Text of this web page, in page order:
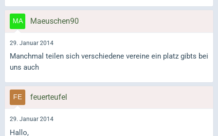
Maeuschen90
29. Januar 2014
Manchmal teilen sich verschiedene vereine ein platz gibts bei
uns auch
feuerteufel
29. Januar 2014
Hallo,